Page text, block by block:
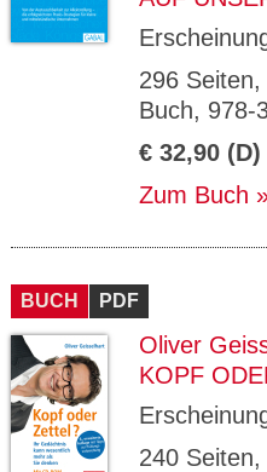
296
Buch, 978-
€ 32,90 (D)
Zum Buch
BUCH PDF
Oliver
KOPF
240